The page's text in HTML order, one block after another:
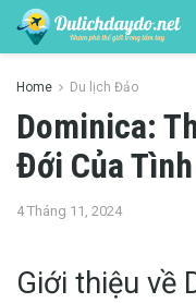
Home Du lịch Đảo
Dominica:
Đới Của
4 Tháng 11, 2024
Giới thiệu về